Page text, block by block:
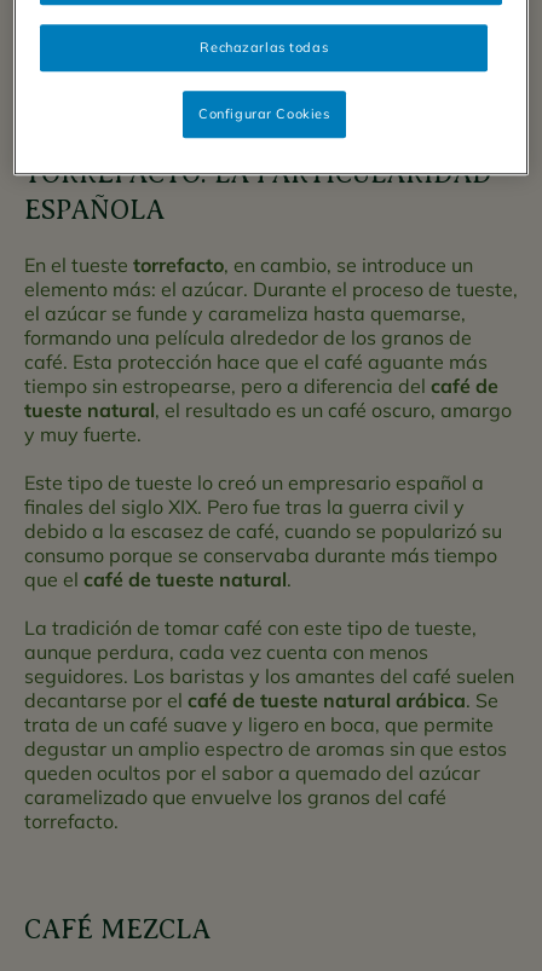
Granos de café en una máquina tostadora
TORREFACTO: LA PARTICULARIDAD
ESPAÑOLA
En el tueste torrefacto, en cambio, se introduce un
elemento más: el azúcar. Durante el proceso de tueste,
el azúcar se funde y carameliza hasta quemarse,
formando una película alrededor de los granos de
café. Esta protección hace que el café aguante más
tiempo sin estropearse, pero a diferencia del café de
tueste natural, el resultado es un café oscuro, amargo
y muy fuerte.
Este tipo de tueste lo creó un empresario español a
finales del siglo XIX. Pero fue tras la guerra civil y
debido a la escasez de café, cuando se popularizó su
consumo porque se conservaba durante más tiempo
que el café de tueste natural.
La tradición de tomar café con este tipo de tueste,
aunque perdura, cada vez cuenta con menos
seguidores. Los baristas y los amantes del café suelen
decantarse por el café de tueste natural arábica. Se
trata de un café suave y ligero en boca, que permite
degustar un amplio espectro de aromas sin que estos
queden ocultos por el sabor a quemado del azúcar
caramelizado que envuelve los granos del café
torrefacto.
CAFÉ MEZCLA
Rechazarlas todas
Configurar Cookies